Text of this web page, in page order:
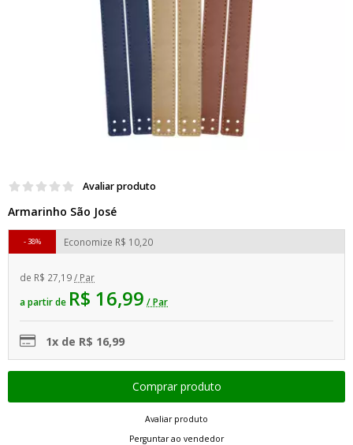
Avaliar produto
Armarinho São José
de R$ 27,19/ Par
a partir de R$ 16,99 / Par
Economize R$ 10,20
38%
1x de R$ 16,99
Avaliar produto
Perguntar ao vendedor